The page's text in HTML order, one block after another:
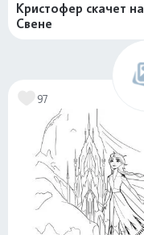
Кристофер скачет на
Свене
97